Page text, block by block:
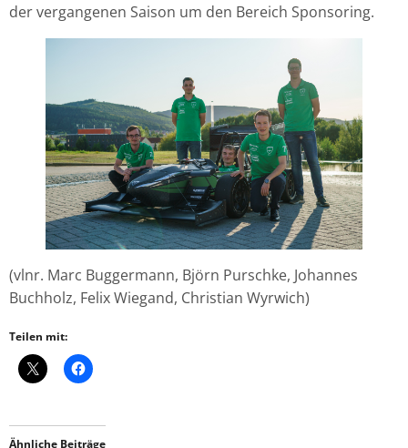
der vergangenen Saison um den Bereich Sponsoring.
(vlnr. Marc Buggermann, Björn Purschke, Johannes
Buchholz, Felix Wiegand, Christian Wyrwich)
Teilen mit:
Ähnliche Beiträge